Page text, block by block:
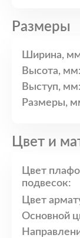
Размеры
Ширина,
Высота, мм:
Выступ, мм:
Размеры,
Цвет и
Цвет
подвесок:
Цвет
Основной